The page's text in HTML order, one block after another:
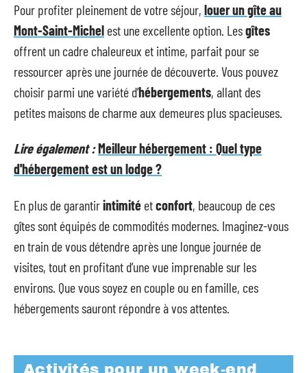
Pour profiter pleinement de votre séjour, louer un gîte au
Mont-Saint-Michel est une excellente option. Lesgîtes
offrent un cadre chaleureux et intime, parfait pour se
ressourcer après une journée de découverte. Vous pouvez
choisir parmi une variété d’hébergements, allant des
petites maisons de charme aux demeures plus spacieuses.
Lire également :Meilleur hébergement : Quel type
d'hébergement est un lodge ?
En plus de garantirintimité etconfort, beaucoup de ces
gîtes sont équipés de commodités modernes. Imaginez-vous
en train de vous détendre après une longue journée de
visites, tout en profitant d’une vue imprenable sur les
environs. Que vous soyez en couple ou en famille, ces
hébergements sauront répondre à vos attentes.
Activités pour un week-end